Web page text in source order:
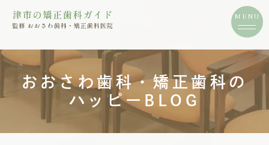
おおさわ歯科・矯正歯科の
ハッピーBLOG